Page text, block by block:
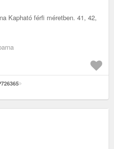
Kapható férfi méretben. 41, 42,